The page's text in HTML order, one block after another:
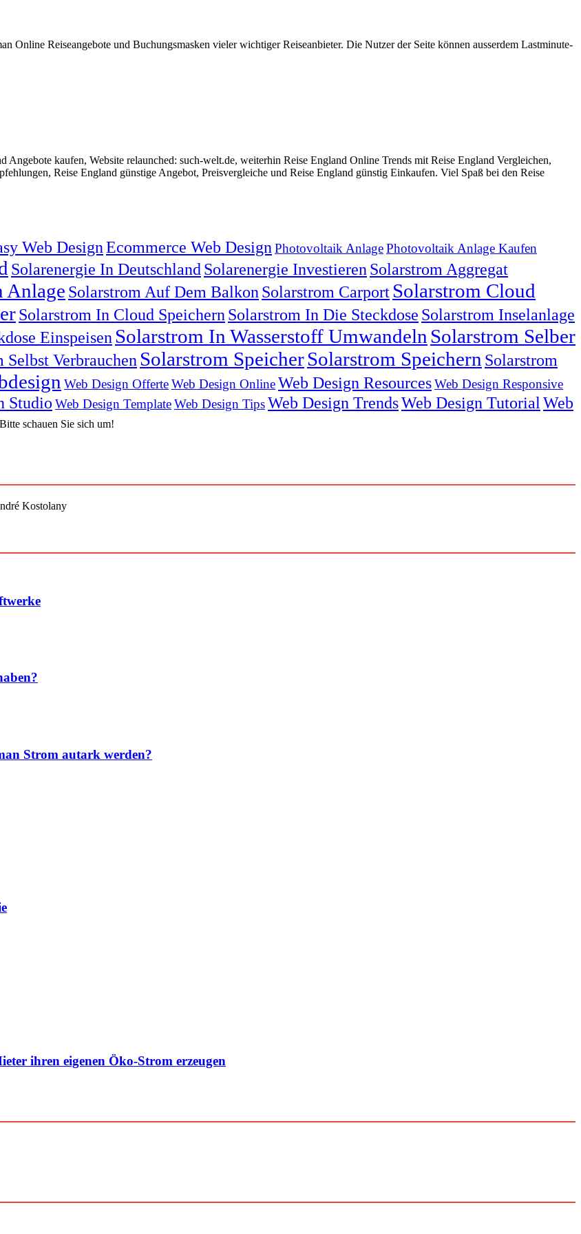
Online Reiseangebote und Buchungsmasken vieler wichtiger Reiseanbieter. Die Nutzer der Seite können ausserdem Lastminute-
kaufen, Website relaunched: such-welt.de, weiterhin Reise England Online Trends mit Reise England Vergleichen,
Reise England günstige Angebot, Preisvergleiche und Reise England günstig Einkaufen. Viel Spaß bei den Reise
Web DesignEcommerce Web Design Photovoltaik AnlagePhotovoltaik Anlage Kaufen
Solarenergie In Deutschland Solarenergie Investieren Solarstrom Aggregat
Anlage Solarstrom Auf Dem Balkon Solarstrom Carport Solarstrom Cloud
Solarstrom In Cloud Speichern Solarstrom In Die Steckdose Solarstrom Inselanlage
Einspeisen Solarstrom In Wasserstoff Umwandeln Solarstrom Selber
Selbst Verbrauchen Solarstrom SpeicherSolarstrom Speichern Solarstrom
Web Design OfferteWeb Design OnlineWeb Design ResourcesWeb Design Responsive
Studio Web Design TemplateWeb Design TipsWeb Design TrendsWeb Design Tutorial Web
schauen Sie sich um!
Kostolany
Strom autark werden?
ihren eigenen Öko-Strom erzeugen